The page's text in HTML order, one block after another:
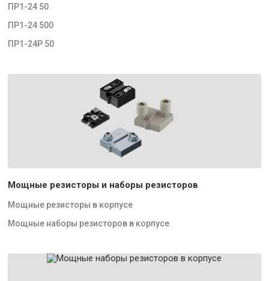
ПР1-24 50
ПР1-24 500
ПР1-24Р 50
Мощные резисторы и наборы резисторов
Мощные резисторы в корпусе
Мощные наборы резисторов в корпусе